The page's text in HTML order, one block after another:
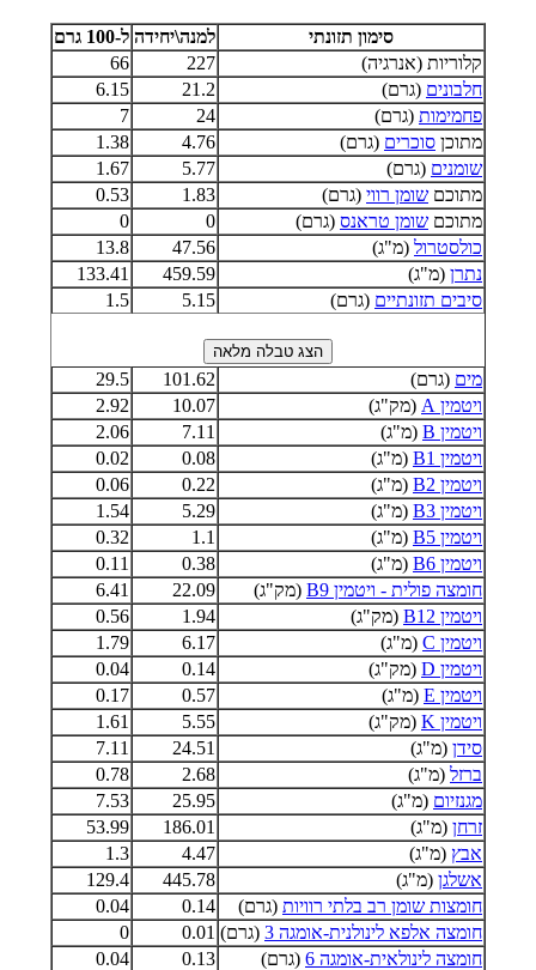
סימון תזונתי למנה\יחידה ל-100 גרם
קלוריות (אנרגיה)
227
66
חלבונים (גרם) 21.2
6.15
פחמימות (גרם) 24
7
מתוכן סוכרים (גרם) 4.76
1.38
שומנים (גרם) 5.77
1.67
מתוכם שומן רווי (גרם) 1.83
0.53
מתוכם שומן טראנס (גרם) 0
0
כולסטרול (מ"ג) 47.56
13.8
נתרן (מ"ג) 459.59
133.41
סיבים תזונתיים (גרם) 5.15
1.5
מים (גרם) 101.62
29.5
ויטמין A
(מק"ג) 10.07
2.92
ויטמין B
(מ"ג) 7.11
2.06
ויטמין B1
(מ"ג) 0.08
0.02
ויטמין B2
(מ"ג) 0.22
0.06
ויטמין B3
(מ"ג) 5.29
1.54
ויטמין B5
(מ"ג) 1.1
0.32
ויטמין B6
(מ"ג) 0.38
0.11
חומצה פולית - ויטמין B9
(מק"ג) 22.09
6.41
ויטמין B12
(מק"ג) 1.94
0.56
ויטמין C
(מ"ג) 6.17
1.79
ויטמין D
(מק"ג) 0.14
0.04
ויטמין E
(מ"ג) 0.57
0.17
ויטמין K
(מק"ג) 5.55
1.61
סידן (מ"ג) 24.51
7.11
ברזל (מ"ג) 2.68
0.78
מגנזיום (מ"ג) 25.95
7.53
זרחן (מ"ג) 186.01
53.99
אבץ (מ"ג) 4.47
1.3
אשלגן (מ"ג) 445.78
129.4
חומצות שומן רב בלתי רוויות (גרם) 0.14
0.04
חומצה אלפא לינולנית-אומגה 3
(גרם) 0.01
0
חומצה לינולאית-אומגה 6
(גרם) 0.13
0.04